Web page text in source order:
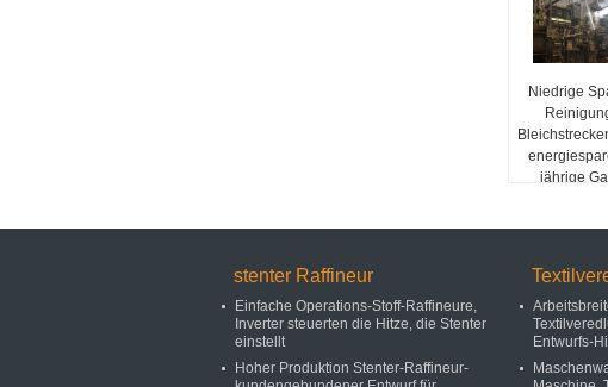
Niedrige
jährige
stenter Raffineur
Einfache Operations-Stoff-Raffineure,
Inverter steuerten die Hitze, die Stenter
einstellt
Hoher Produktion Stenter-Raffineur-
Entwurfs-